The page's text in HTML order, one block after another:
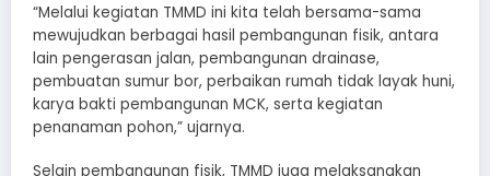
“Melalui kegiatan TMMD ini kita telah bersama-sama
mewujudkan berbagai hasil pembangunan fisik, antara
lain pengerasan jalan, pembangunan drainase,
pembuatan sumur bor, perbaikan rumah tidak layak huni,
karya bakti pembangunan MCK, serta kegiatan
penanaman pohon,” ujarnya.
Selain pembangunan fisik, TMMD juga melaksanakan